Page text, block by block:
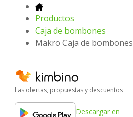
Productos
Caja de bombones
Makro Caja de bombones
Las ofertas, propuestas y descuentos
Descargar en